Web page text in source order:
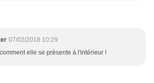
07/02/2018 10:29
elle se présente à l'intérieur !